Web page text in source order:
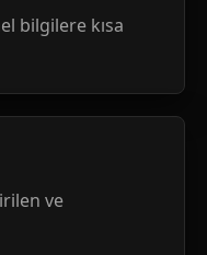
bilgilere kısa
ve